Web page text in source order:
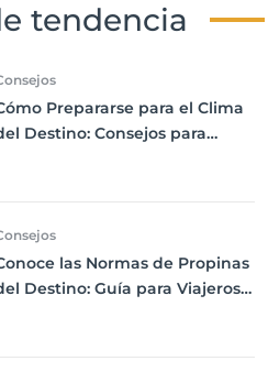
tendencia
Prepararse para el Clima
Destino: Consejos para
las Normas de Propinas
Destino: Guía para Viajeros